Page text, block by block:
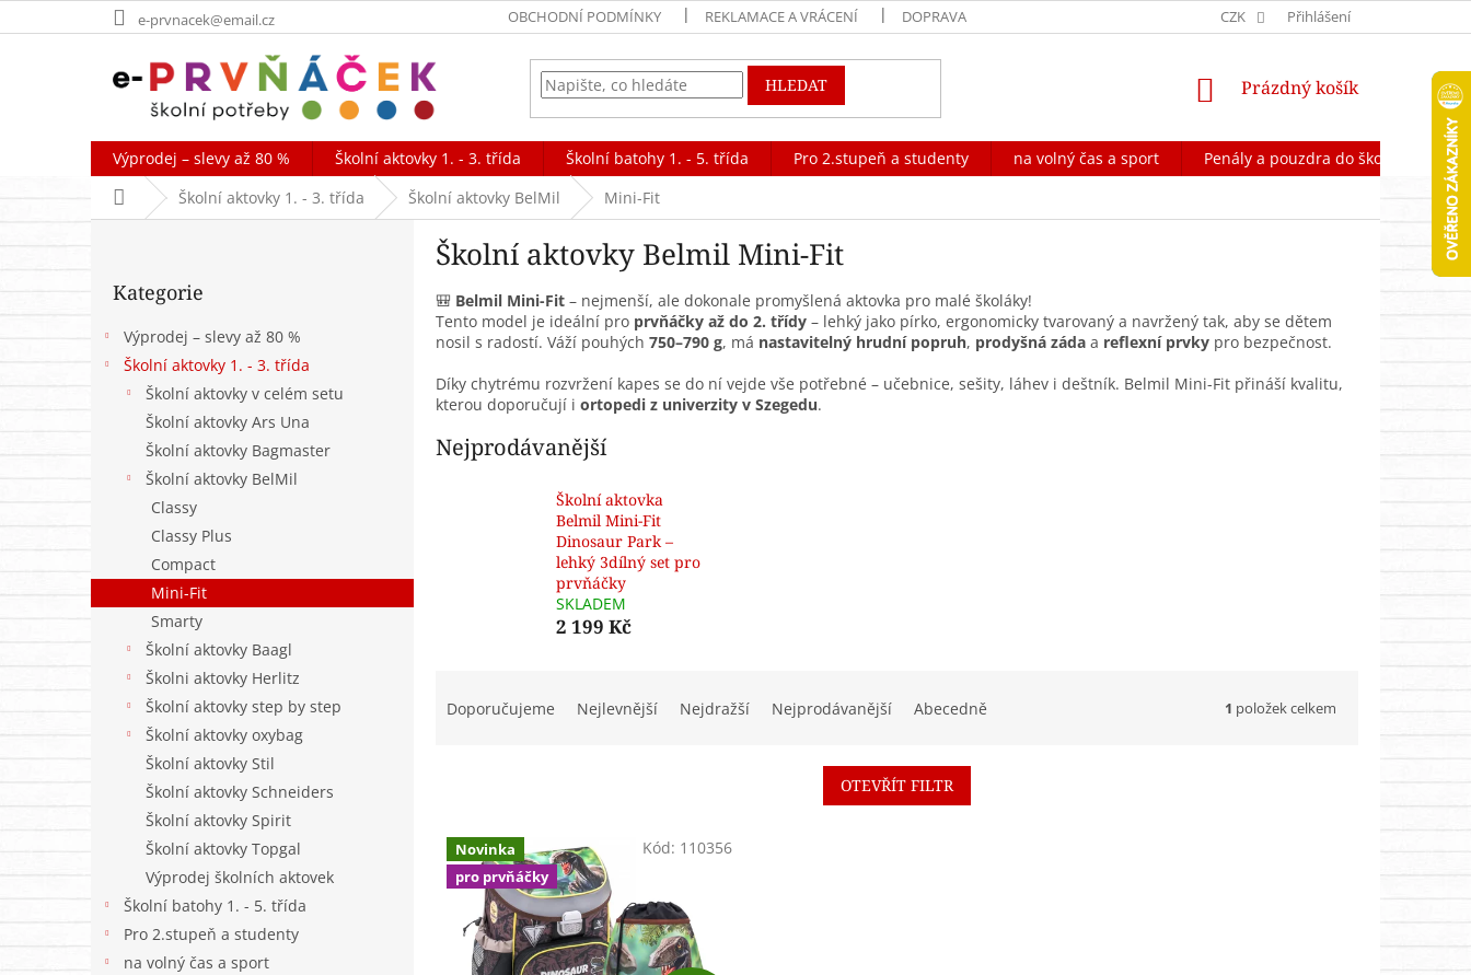
na
e-prvnacek@email.cz OBCHODNÍ PODMÍNKY REKLAMACE A VRÁCENÍ DOPRAVA FORMULÁŘ NA ODSTOUPENÍ OD
CZK Přihlášení
HLEDAT
NÁKUPNÍ
Prázdný košík
Výprodej – slevy až 80 % Školní aktovky 1. - 3. třída Školní batohy 1. - 5. třída Pro 2.stupeň a studenty na volný čas a sport Penály a pouzdra do školy
Domů Školní aktovky 1. - 3. třída Školní aktovky BelMil Mini-Fit
P
n
kategorie
Kategorie
Výprodej – slevy až 80 %
Školní aktovky 1. - 3. třída
Školní aktovky v celém setu
Školní aktovky Ars Una
Školní aktovky Bagmaster
Školní aktovky BelMil
Classy
Classy Plus
Compact
Mini-Fit
Smarty
Školní aktovky Baagl
Školni aktovky Herlitz
Školní aktovky step by step
Školní aktovky oxybag
Školní aktovky Stil
Školní aktovky Schneiders
Školní aktovky Spirit
Školní aktovky Topgal
Výprodej školních aktovek
Školní batohy 1. - 5. třída
Pro 2.stupeň a studenty
na volný čas a sport
Školní aktovky Belmil Mini-Fit
🎒 Belmil Mini-Fit – nejmenší, ale dokonale promyšlená aktovka pro malé školáky!
Tento model je ideální pro prvňáčky až do 2. třídy – lehký jako pírko, ergonomicky tvarovaný a navržený tak, aby se dětem
nosil s radostí. Váží pouhých 750–790 g, má nastavitelný hrudní popruh, prodyšná záda a reflexní prvky pro bezpečnost.
Díky chytrému rozvržení kapes se do ní vejde vše potřebné – učebnice, sešity, láhev i deštník. Belmil Mini-Fit přináší kvalitu,
kterou doporučují i ortopedi z univerzity v Szegedu.
Nejprodávanější
Školní aktovka
Belmil Mini-Fit
Dinosaur Park –
lehký 3dílný set pro
prvňáčky
SKLADEM
2 199 Kč
o
d
Doporučujeme Nejlevnější Nejdražší Nejprodávanější Abecedně 1 položek celkem
OTEVŘÍT FILTR
V
p
Novinka
pro prvňáčky
Kód: 110356